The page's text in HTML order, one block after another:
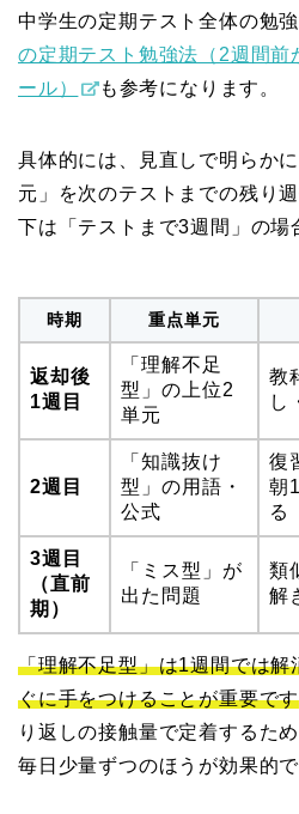
中学生の定期テスト全体の勉強
の定期テスト勉強法（2週間前
ール）
も参考になります。
具体的には、見直しで明らか
元」を次のテストまでの残り
下は「テストまで3週間」の場
時期 重点単元
返却後
1週目
「理解不足
型」の上位2
単元
教
し
2週目
「知識抜け
型」の用語・
公式
復
朝
る
3週目
（直前
期）
「ミス型」が
出た問題
類
解
「理解不足型」は1週間では
ぐに手をつけることが重要です
り返しの接触量で定着するた
毎日少量ずつのほうが効果的で